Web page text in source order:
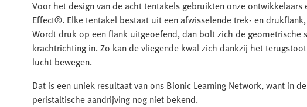
Voor het design van de acht tentakels gebruikten onze
Effect®. Elke tentakel bestaat uit een afwisselende trek- en
Wordt druk op een flank uitgeoefend, dan bolt zich de
krachtrichting in. Zo kan de vliegende kwal zich dankzij het
lucht bewegen.
Dat is een uniek resultaat van ons Bionic Learning Network, want in
peristaltische aandrijving nog niet bekend.